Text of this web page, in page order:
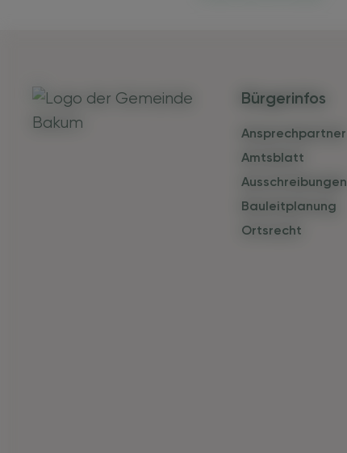
Bürgerinfos
Ansprechpartner
Amtsblatt
Ausschreibungen
Bauleitplanung
Ortsrecht